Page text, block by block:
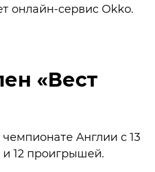
онлайн-сервис Okko.
«Вест
Англии с 13
и 12 проигрышей.